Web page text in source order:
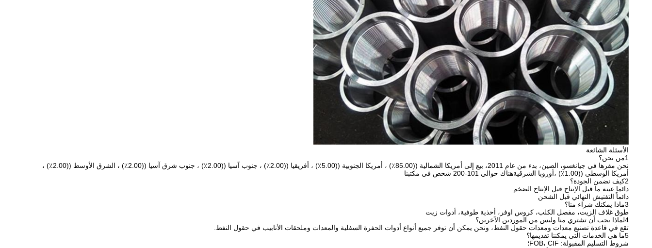
الأسئلة الشائعة
1من نحن؟
نحن مقرها في جيانغسو، الصين، بدء من عام 2011، بيع إلى أمريكا الشمالية ((85.00٪) ، أمريكا الجنوبية ((5.00٪) ، أفريقيا ((2.00٪) ، جنوب آسيا ((2.00٪) ، جنوب شرق آسيا ((2.00٪) ، الشرق الأوسط ((2.00٪) ،
أمريكا الوسطى ((1.00٪) ،أوروبا الشرقيةهناك حوالي 101-200 شخص في مكتبنا
2كيف نضمن الجودة؟
دائما عينة ما قبل الإنتاج قبل الإنتاج الضخم.
دائماً التفتيش النهائي قبل الشحن
3ماذا يمكنك شراء منا؟
طوق غلاف الزيت، مفصل الكلب، كروس اوفر، أحذية طوفية، أدوات زيت
4لماذا يجب أن تشتري منا وليس من الموردين الآخرين؟
تقع في قاعدة تصنيع معدات ومعدات حقول النفط، ونحن يمكن أن توفر جميع أنواع أدوات الحفرة السفلية والمعدات وملحقات الأنابيب في حقول النفط.
5ما هي الخدمات التي يمكننا تقديمها؟
شروط التسليم المقبولة: FOB، CIF؛